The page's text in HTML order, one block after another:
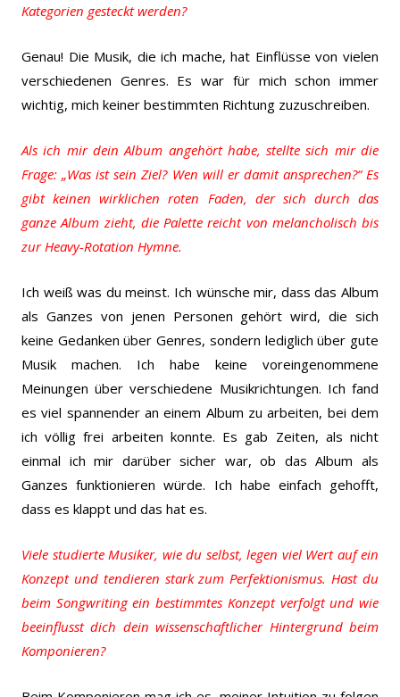
Kategorien gesteckt werden?
Genau! Die Musik, die ich mache, hat Einflüsse von vielen
verschiedenen Genres. Es war für mich schon immer
wichtig, mich keiner bestimmten Richtung zuzuschreiben.
Als ich mir dein Album angehört habe, stellte sich mir die
Frage: „Was ist sein Ziel? Wen will er damit ansprechen?“ Es
gibt keinen wirklichen roten Faden, der sich durch das
ganze Album zieht, die Palette reicht von melancholisch bis
zur Heavy-Rotation Hymne.
Ich weiß was du meinst. Ich wünsche mir, dass das Album
als Ganzes von jenen Personen gehört wird, die sich
keine Gedanken über Genres, sondern lediglich über gute
Musik machen. Ich habe keine voreingenommene
Meinungen über verschiedene Musikrichtungen. Ich fand
es viel spannender an einem Album zu arbeiten, bei dem
ich völlig frei arbeiten konnte. Es gab Zeiten, als nicht
einmal ich mir darüber sicher war, ob das Album als
Ganzes funktionieren würde. Ich habe einfach gehofft,
dass es klappt und das hat es.
Viele studierte Musiker, wie du selbst, legen viel Wert auf ein
Konzept und tendieren stark zum Perfektionismus. Hast du
beim Songwriting ein bestimmtes Konzept verfolgt und wie
beeinflusst dich dein wissenschaftlicher Hintergrund beim
Komponieren?